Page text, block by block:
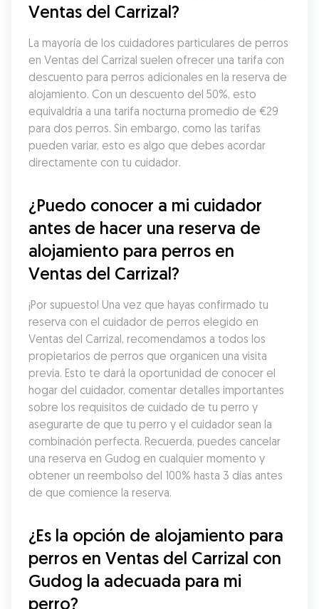
Ventas del Carrizal?
La mayoría de los cuidadores particulares de perros
en Ventas del Carrizal suelen ofrecer una tarifa con
descuento para perros adicionales en la reserva de
alojamiento. Con un descuento del 50%, esto
equivaldría a una tarifa nocturna promedio de €29
para dos perros. Sin embargo, como las tarifas
pueden variar, esto es algo que debes acordar
directamente con tu cuidador.
¿Puedo conocer a mi cuidador
antes de hacer una reserva de
alojamiento para perros en
Ventas del Carrizal?
¡Por supuesto! Una vez que hayas confirmado tu
reserva con el cuidador de perros elegido en
Ventas del Carrizal, recomendamos a todos los
propietarios de perros que organicen una visita
previa. Esto te dará la oportunidad de conocer el
hogar del cuidador, comentar detalles importantes
sobre los requisitos de cuidado de tu perro y
asegurarte de que tu perro y el cuidador sean la
combinación perfecta. Recuerda, puedes cancelar
una reserva en Gudog en cualquier momento y
obtener un reembolso del 100% hasta 3 días antes
de que comience la reserva.
¿Es la opción de alojamiento para
perros en Ventas del Carrizal con
Gudog la adecuada para mi
perro?